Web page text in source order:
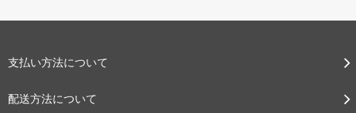
支払い方法について
配送方法について